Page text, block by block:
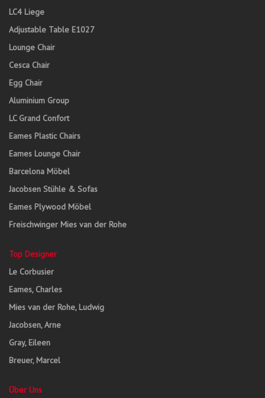
LC4 Liege
Adjustable Table E1027
Lounge Chair
Cesca Chair
Egg Chair
Aluminium Group
LC Grand Confort
Eames Plastic Chairs
Eames Lounge Chair
Barcelona Möbel
Jacobsen Stühle & Sofas
Eames Plywood Möbel
Freischwinger Mies van der Rohe
Top Designer
Le Corbusier
Eames, Charles
Mies van der Rohe, Ludwig
Jacobsen, Arne
Gray, Eileen
Breuer, Marcel
Über Uns